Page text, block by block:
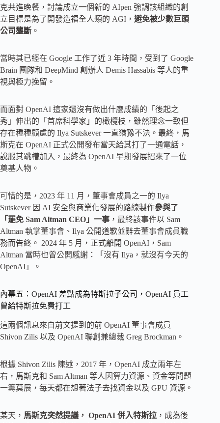
克共進晚餐，討論成立一個新的 AIpen 強調該組織的創
立目標是為了開發造福全人類的 AGI， 避免被少數巨頭
公司壟斷 。
當時其已經在 Google 工作了近 3 年時間，受到了 Google
Brain 團隊和 DeepMind 創辦人 Demis Hassabis 等人的重
視與極力挽留。
而面對 OpenAI 這家還沒有做出什麼成績的「後起之
秀」伸出的「首席科學家」的橄欖枝，雖然理念一致但
存在種種顧慮的 Ilya Sutskever 一直猶豫不決。最終，馬
斯克在 OpenAI 正式公開發布當天給其打了一通電話，
說服其跳槽加入，最終為 OpenAI 早期發展招來了一位
奠基人物。
可惜的是，2023 年 11 月，董事會成員之一的 Ilya
Sutskever 因 AI 安全與商業化發展的路線製作參與了
「罷免 Sam Altman CEO」一事 ，最終該事件以 Sam
Altman 執掌董事會、Ilya 公開道歉並辭去董事會成員職
務而告終。 2024 年 5 月，正式離開 OpenAI，Sam
Altman 當時也曾公開感謝：「沒有 Ilya，就沒有今天的
OpenAI」。
內幕五：OpenAI 差點成為特斯拉子公司，OpenAI 員工
曾給特斯拉免費打工
這兩個訊息來自前文提到的前 OpenAI 董事會成員
Shivon Zilis 以及 OpenAI 聯創兼總裁 Greg Brockman。
根據 Shivon Zilis 陳述，2017 年，OpenAI 成立兩年左
右，馬斯克和 Sam Altman 等人因算力資源、資金等問題
一籌莫展，每天都在想著法子去找資金以及 GPU 資源。
某天， 馬斯克突然提議， OpenAI 併入特斯拉 ，成為後